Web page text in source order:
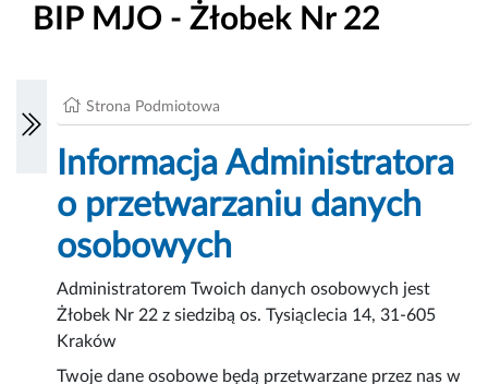
BIP MJO - Żłobek Nr 22
Strona Podmiotowa
Informacja Administratora
o przetwarzaniu danych
osobowych
Administratorem Twoich danych osobowych jest
Żłobek Nr 22 z siedzibą os. Tysiąclecia 14, 31-605
Kraków
Twoje dane osobowe będą przetwarzane przez nas w